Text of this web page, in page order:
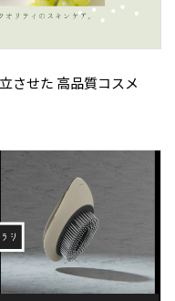
させた 高品質コスメ